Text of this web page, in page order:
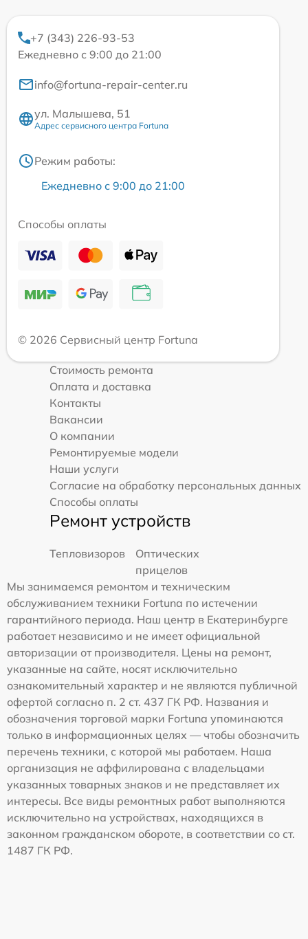
+7 (343) 226-93-53
Ежедневно с 9:00 до 21:00
info@fortuna-repair-center.ru
ул. Малышева, 51
Адрес сервисного центра Fortuna
Режим работы:
Ежедневно с 9:00 до 21:00
Способы оплаты
© 2026 Сервисный центр Fortuna
Стоимость ремонта
Оплата и доставка
Контакты
Вакансии
О компании
Ремонтируемые модели
Наши услуги
Согласие на обработку персональных данных
Способы оплаты
Ремонт устройств
Тепловизоров
Оптических
прицелов
Мы занимаемся ремонтом и техническим
обслуживанием техники Fortuna по истечении
гарантийного периода. Наш центр в Екатеринбурге
работает независимо и не имеет официальной
авторизации от производителя. Цены на ремонт,
указанные на сайте, носят исключительно
ознакомительный характер и не являются публичной
офертой согласно п. 2 ст. 437 ГК РФ. Названия и
обозначения торговой марки Fortuna упоминаются
только в информационных целях — чтобы обозначить
перечень техники, с которой мы работаем. Наша
организация не аффилирована с владельцами
указанных товарных знаков и не представляет их
интересы. Все виды ремонтных работ выполняются
исключительно на устройствах, находящихся в
законном гражданском обороте, в соответствии со ст.
1487 ГК РФ.